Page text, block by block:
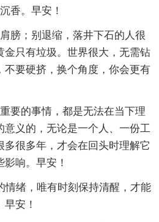
香。早安！
膀；别退缩，落井下石的人很
金只有垃圾。世界很大，无需钻
不要硬挤，换个角度，你会更有
要的事情，都是无法在当下理
意义的，无论是一个人、一份工
很多年，才会在回头时理解它
响。早安！
情绪，唯有时刻保持清醒，才能
安！